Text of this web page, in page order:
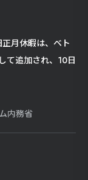
月休暇は、ベト
て追加され、10日
内務省